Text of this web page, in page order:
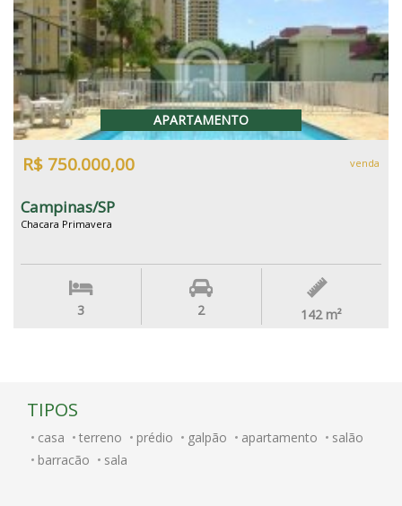
APARTAMENTO
R$ 750.000,00 venda
Campinas/SP
Chacara Primavera
3 2 142 m²
TIPOS
casa terreno prédio galpão apartamento
salão
barracão
sala